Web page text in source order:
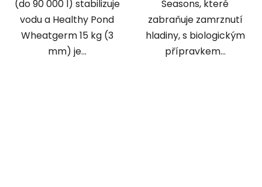
(do 90 000 l) stabilizuje
vodu a Healthy Pond
Wheatgerm 15 kg (3
mm) je...
Seasons, které
zabraňuje zamrznutí
hladiny, s biologickým
přípravkem...